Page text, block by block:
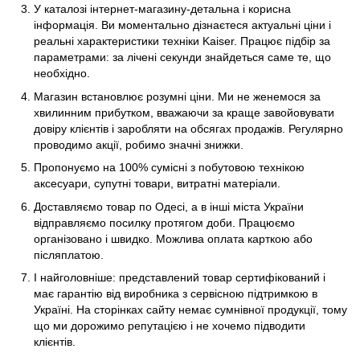
У каталозі інтернет-магазину-детальна і корисна
інформація. Ви моментально дізнаєтеся актуальні ціни і
реальні характеристики техніки Kaiser. Працює підбір за
параметрами: за лічені секунди знайдеться саме те, що
необхідно.
Магазин встановлює розумні ціни. Ми не женемося за
хвилинним прибутком, вважаючи за краще завойовувати
довіру клієнтів і заробляти на обсягах продажів. Регулярно
проводимо акції, робимо значні знижки.
Пропонуємо на 100% сумісні з побутовою технікою
аксесуари, супутні товари, витратні матеріали.
Доставляємо товар по Одесі, а в інші міста України
відправляємо посилку протягом доби. Працюємо
організовано і швидко. Можлива оплата карткою або
післяплатою.
І найголовніше: представлений товар сертифікований і
має гарантію від виробника з сервісною підтримкою в
Україні. На сторінках сайту немає сумнівної продукції, тому
що ми дорожимо репутацією і не хочемо підводити
клієнтів.